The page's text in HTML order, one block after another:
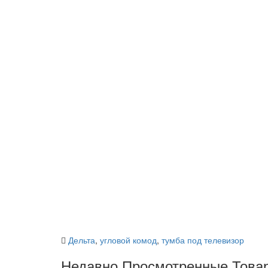
Дельта, угловой комод, тумба под телевизор